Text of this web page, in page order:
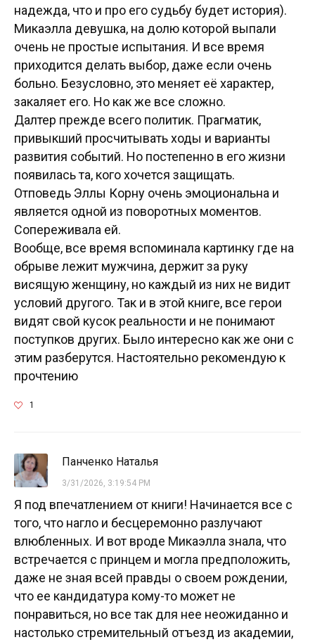
надежда, что и про его судьбу будет история).
Микаэлла девушка, на долю которой выпали
очень не простые испытания. И все время
приходится делать выбор, даже если очень
больно. Безусловно, это меняет её характер,
закаляет его. Но как же все сложно.
Далтер прежде всего политик. Прагматик,
привыкший просчитывать ходы и варианты
развития событий. Но постепенно в его жизни
появилась та, кого хочется защищать.
Отповедь Эллы Корну очень эмоциональна и
является одной из поворотных моментов.
Сопереживала ей.
Вообще, все время вспоминала картинку где на
обрыве лежит мужчина, держит за руку
висящую женщину, но каждый из них не видит
условий другого. Так и в этой книге, все герои
видят свой кусок реальности и не понимают
поступков других. Было интересно как же они с
этим разберутся. Настоятельно рекомендую к
прочтению
1
Панченко Наталья
3/31/2026, 3:19:54 PM
Я под впечатлением от книги! Начинается все с
того, что нагло и бесцеремонно разлучают
влюбленных. И вот вроде Микаэлла знала, что
встречается с принцем и могла предположить,
даже не зная всей правды о своем рождении,
что ее кандидатура кому-то может не
понравиться, но все так для нее неожиданно и
настолько стремительный отъезд из академии,